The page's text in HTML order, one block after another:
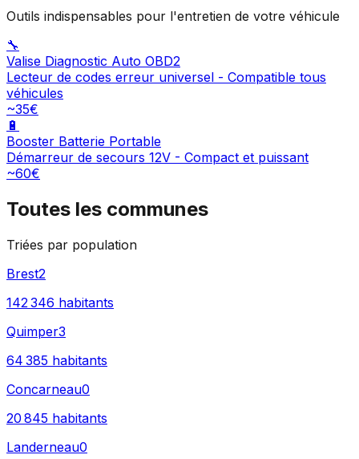
Outils indispensables pour l'entretien de votre véhicule
🔧
Valise Diagnostic Auto OBD2
Lecteur de codes erreur universel - Compatible tous
véhicules
~35€
🔋
Booster Batterie Portable
Démarreur de secours 12V - Compact et puissant
~60€
Toutes les communes
Triées par population
Brest2
142 346 habitants
Quimper3
64 385 habitants
Concarneau0
20 845 habitants
Landerneau0